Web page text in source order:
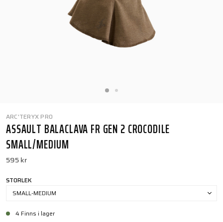
ARC'TERYX PRO
ASSAULT BALACLAVA FR GEN 2 CROCODILE
SMALL/MEDIUM
595 kr
STORLEK
SMALL-MEDIUM
4 Finns i lager